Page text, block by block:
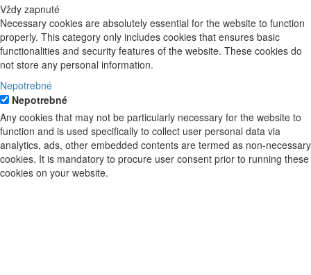
Vždy zapnuté
Necessary cookies are absolutely essential for the website to function
properly. This category only includes cookies that ensures basic
functionalities and security features of the website. These cookies do
not store any personal information.
Nepotrebné
Nepotrebné
Any cookies that may not be particularly necessary for the website to
function and is used specifically to collect user personal data via
analytics, ads, other embedded contents are termed as non-necessary
cookies. It is mandatory to procure user consent prior to running these
cookies on your website.